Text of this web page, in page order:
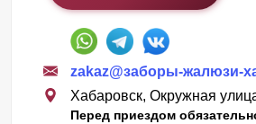
zakaz@заборы-жалюзи-
Хабаровск, Окружная
Перед приездом